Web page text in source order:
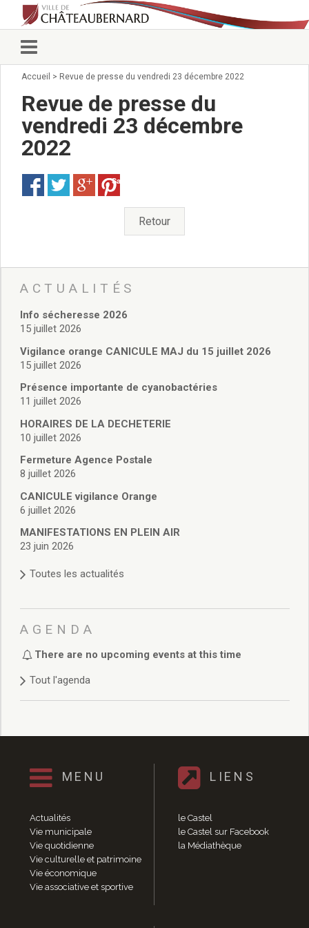
Vie municipale
Conseillers municipaux
Commissions 2026
Prendre rendez-vous
Services municipaux
Organigramme
Pour venir nous voir
État civil/élections/formalités
Affaires Scolaires
Vie associative
Police Municipale/règlementation
Services en ligne
Inscriptions sur les listes électorales
Plan Local d’Urbanisme intercommunal
Actes d’état civil
Budgets
Budget de Fonctionnement
Budget d’Investissement
Conseils municipaux
Règlement du conseil municipal
Déliberations 2026
Délibérations 2024
Délibérations 2022
Délibérations 2021
Délibérations 2019
Délibérations 2018
Délibérations 2012
Délibérations 2009
Délibérations 2008
Agenda réunions publiques
Marchés publics
Toutes les actualités
Accueil > Revue de presse du vendredi 23 décembre 2022
Revue de presse du
vendredi 23 décembre
2022
Save
Retour
ACTUALITÉS
Info sécheresse 2026
15 juillet 2026
Vigilance orange CANICULE MAJ du 15 juillet 2026
15 juillet 2026
Présence importante de cyanobactéries
11 juillet 2026
HORAIRES DE LA DECHETERIE
10 juillet 2026
Fermeture Agence Postale
8 juillet 2026
CANICULE vigilance Orange
6 juillet 2026
MANIFESTATIONS EN PLEIN AIR
23 juin 2026
Toutes les actualités
AGENDA
There are no upcoming events at this time
Tout l'agenda
MENU
Actualités
Vie municipale
Vie quotidienne
Vie culturelle et patrimoine
Vie économique
Vie associative et sportive
LIENS
le Castel
le Castel sur Facebook
la Médiathèque